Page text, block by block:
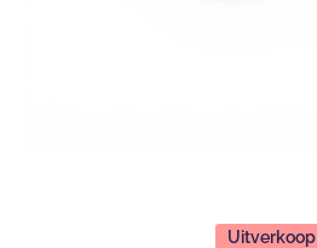
Uitverkoop